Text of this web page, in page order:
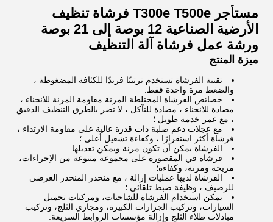
مستأجر T300e T500e فرشاة تنظيف
الأرضية الصناعية 12 بوصة إلى 21 بوصة
ورشة عمل فرشاة آلة التنظيف
ميزة المنتج
تقنية الفرشاة تستخدم ترتيبًا فريدًا للكثافة المضغوطة ،
والضغط مرة واحدة فقط.
خصائص الفرشاة المختلطة المرنة مقاومة المرنة للانحناء ،
مضادة للانحناء ، مضادة للتآكل ، لا تضر بالطرق.التنظيف الدقيق
، مع عمر خدمة طويل ؛
مع عجلات دعم صلبة ذات قدرة عالية على مقاومة الارتداء ،
فرشاة أكثر استقرارًا ، وكفاءة تشغيل أعلى ؛
الفرشاة يمكن أن تكون مرنة ويمكن تعديلها.
فرشاة في المقصورة على مجموعة متنوعة من الإجراءات،
مريحة ومرنة، وكفاءة؛
الفرشاة لديها عمليات إزالة ، مع منحدر المنحدر العرضي
للرصيف ، وظيفة ضبط تلقائي ؛
يمكن استخدام الفرشاة للشاحنات، ومركبات تحميل
السيارات، وتركيب الجرارات الكبيرة، ومجاري الثلج، وتركيب
مبادلات طلاء الثلج وإزالة مؤسسات الروابط السريعة.